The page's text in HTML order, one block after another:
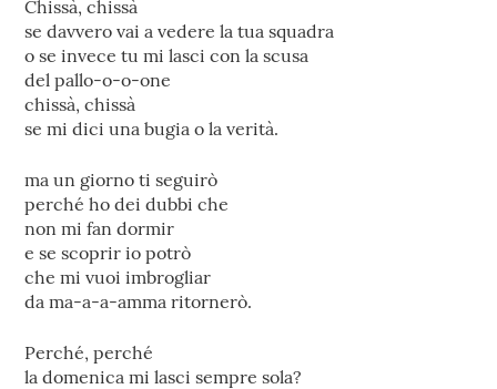
Chissà, chissà
se davvero vai a vedere la tua squadra
o se invece tu mi lasci con la scusa
del pallo-o-o-one
chissà, chissà
se mi dici una bugia o la verità.
ma un giorno ti seguirò
perché ho dei dubbi che
non mi fan dormir
e se scoprir io potrò
che mi vuoi imbrogliar
da ma-a-a-amma ritornerò.
Perché, perché
la domenica mi lasci sempre sola?